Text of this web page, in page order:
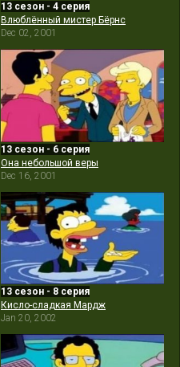
13 сезон - 4 серия
Влюблённый мистер Бёрнс
Dec 02, 2001
13 сезон - 6 серия
Она небольшой веры
Dec 16, 2001
13 сезон - 8 серия
Кисло-сладкая Мардж
Jan 20, 2002